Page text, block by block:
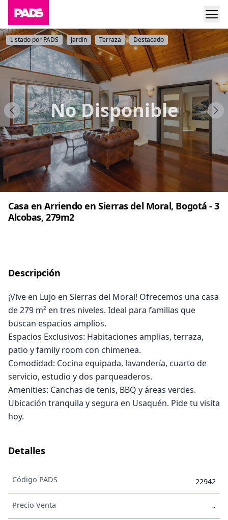
No Disponible
Listado por PADS Jardín Terraza Destacado
Casa en Arriendo en Sierras del Moral, Bogotá - 3
Alcobas, 279m2
Descripción
¡Vive en Lujo en Sierras del Moral! Ofrecemos una casa
de 279 m² en tres niveles. Ideal para familias que
buscan espacios amplios.
Espacios Exclusivos: Habitaciones amplias, terraza,
patio y family room con chimenea.
Comodidad: Cocina equipada, lavandería, cuarto de
servicio, estudio y dos parqueaderos.
Amenities: Canchas de tenis, BBQ y áreas verdes.
Ubicación tranquila y segura en Usaquén. Pide tu visita
hoy.
Detalles
Código PADS 22942
Precio Venta -